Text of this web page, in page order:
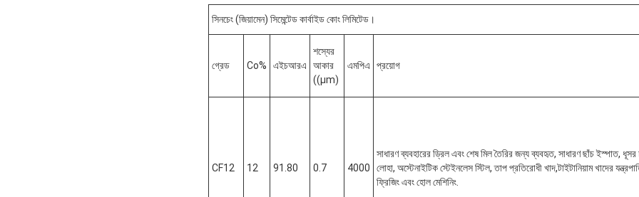
সিনচেং (জিয়ামেন) সিমেন্টেড কার্বাইড কোং লিমিটেড।
গ্রেড Co% এইচআরএ
শস্যের
আকার
((μm)
এমপিএ প্রয়োগ
CF12 12 91.80 0.7 4000
সাধারণ ব্যবহারের ড্রিল এবং শেষ মিল তৈরির জন্য ব্যবহৃত, সাধারণ ছাঁচ ইস্পাত, ধূসর
লোহা, অস্টেনাইটিক স্টেইনলেস স্টিল, তাপ প্রতিরোধী খাদ,টাইটানিয়াম খাদের
ফ্রিজিং এবং হোল মেশিনিং.